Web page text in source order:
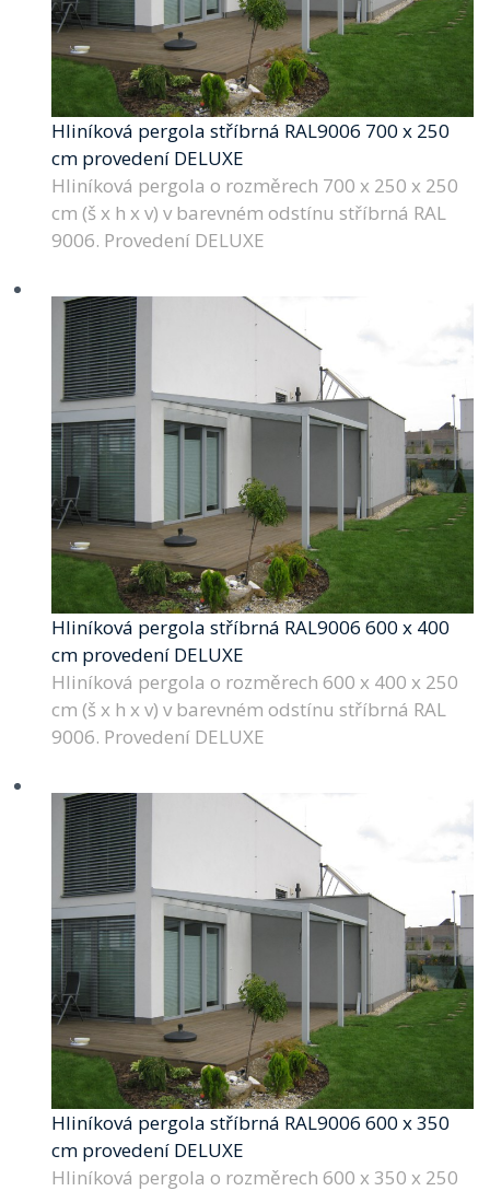
Hliníková pergola stříbrná RAL9006 700 x 250
cm provedení DELUXE
Hliníková pergola o rozměrech 700 x 250 x 250
cm (š x h x v) v barevném odstínu stříbrná RAL
9006. Provedení DELUXE
Hliníková pergola stříbrná RAL9006 600 x 400
cm provedení DELUXE
Hliníková pergola o rozměrech 600 x 400 x 250
cm (š x h x v) v barevném odstínu stříbrná RAL
9006. Provedení DELUXE
Hliníková pergola stříbrná RAL9006 600 x 350
cm provedení DELUXE
Hliníková pergola o rozměrech 600 x 350 x 250